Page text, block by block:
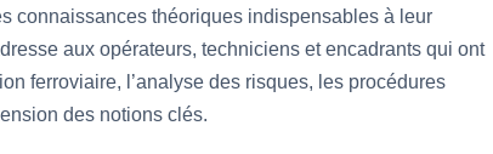
connaissances théoriques indispensables à leur
aux opérateurs, techniciens et encadrants qui ont
ferroviaire, l’analyse des risques, les procédures
des notions clés.